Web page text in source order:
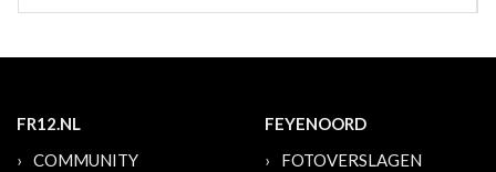
FR12.NL
COMMUNITY
FEYENOORD
FOTOVERSLAGEN